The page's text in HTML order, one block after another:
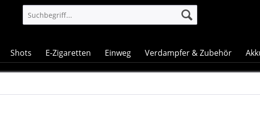
Shots E-Zigaretten Einweg Verdampfer & Zubehör